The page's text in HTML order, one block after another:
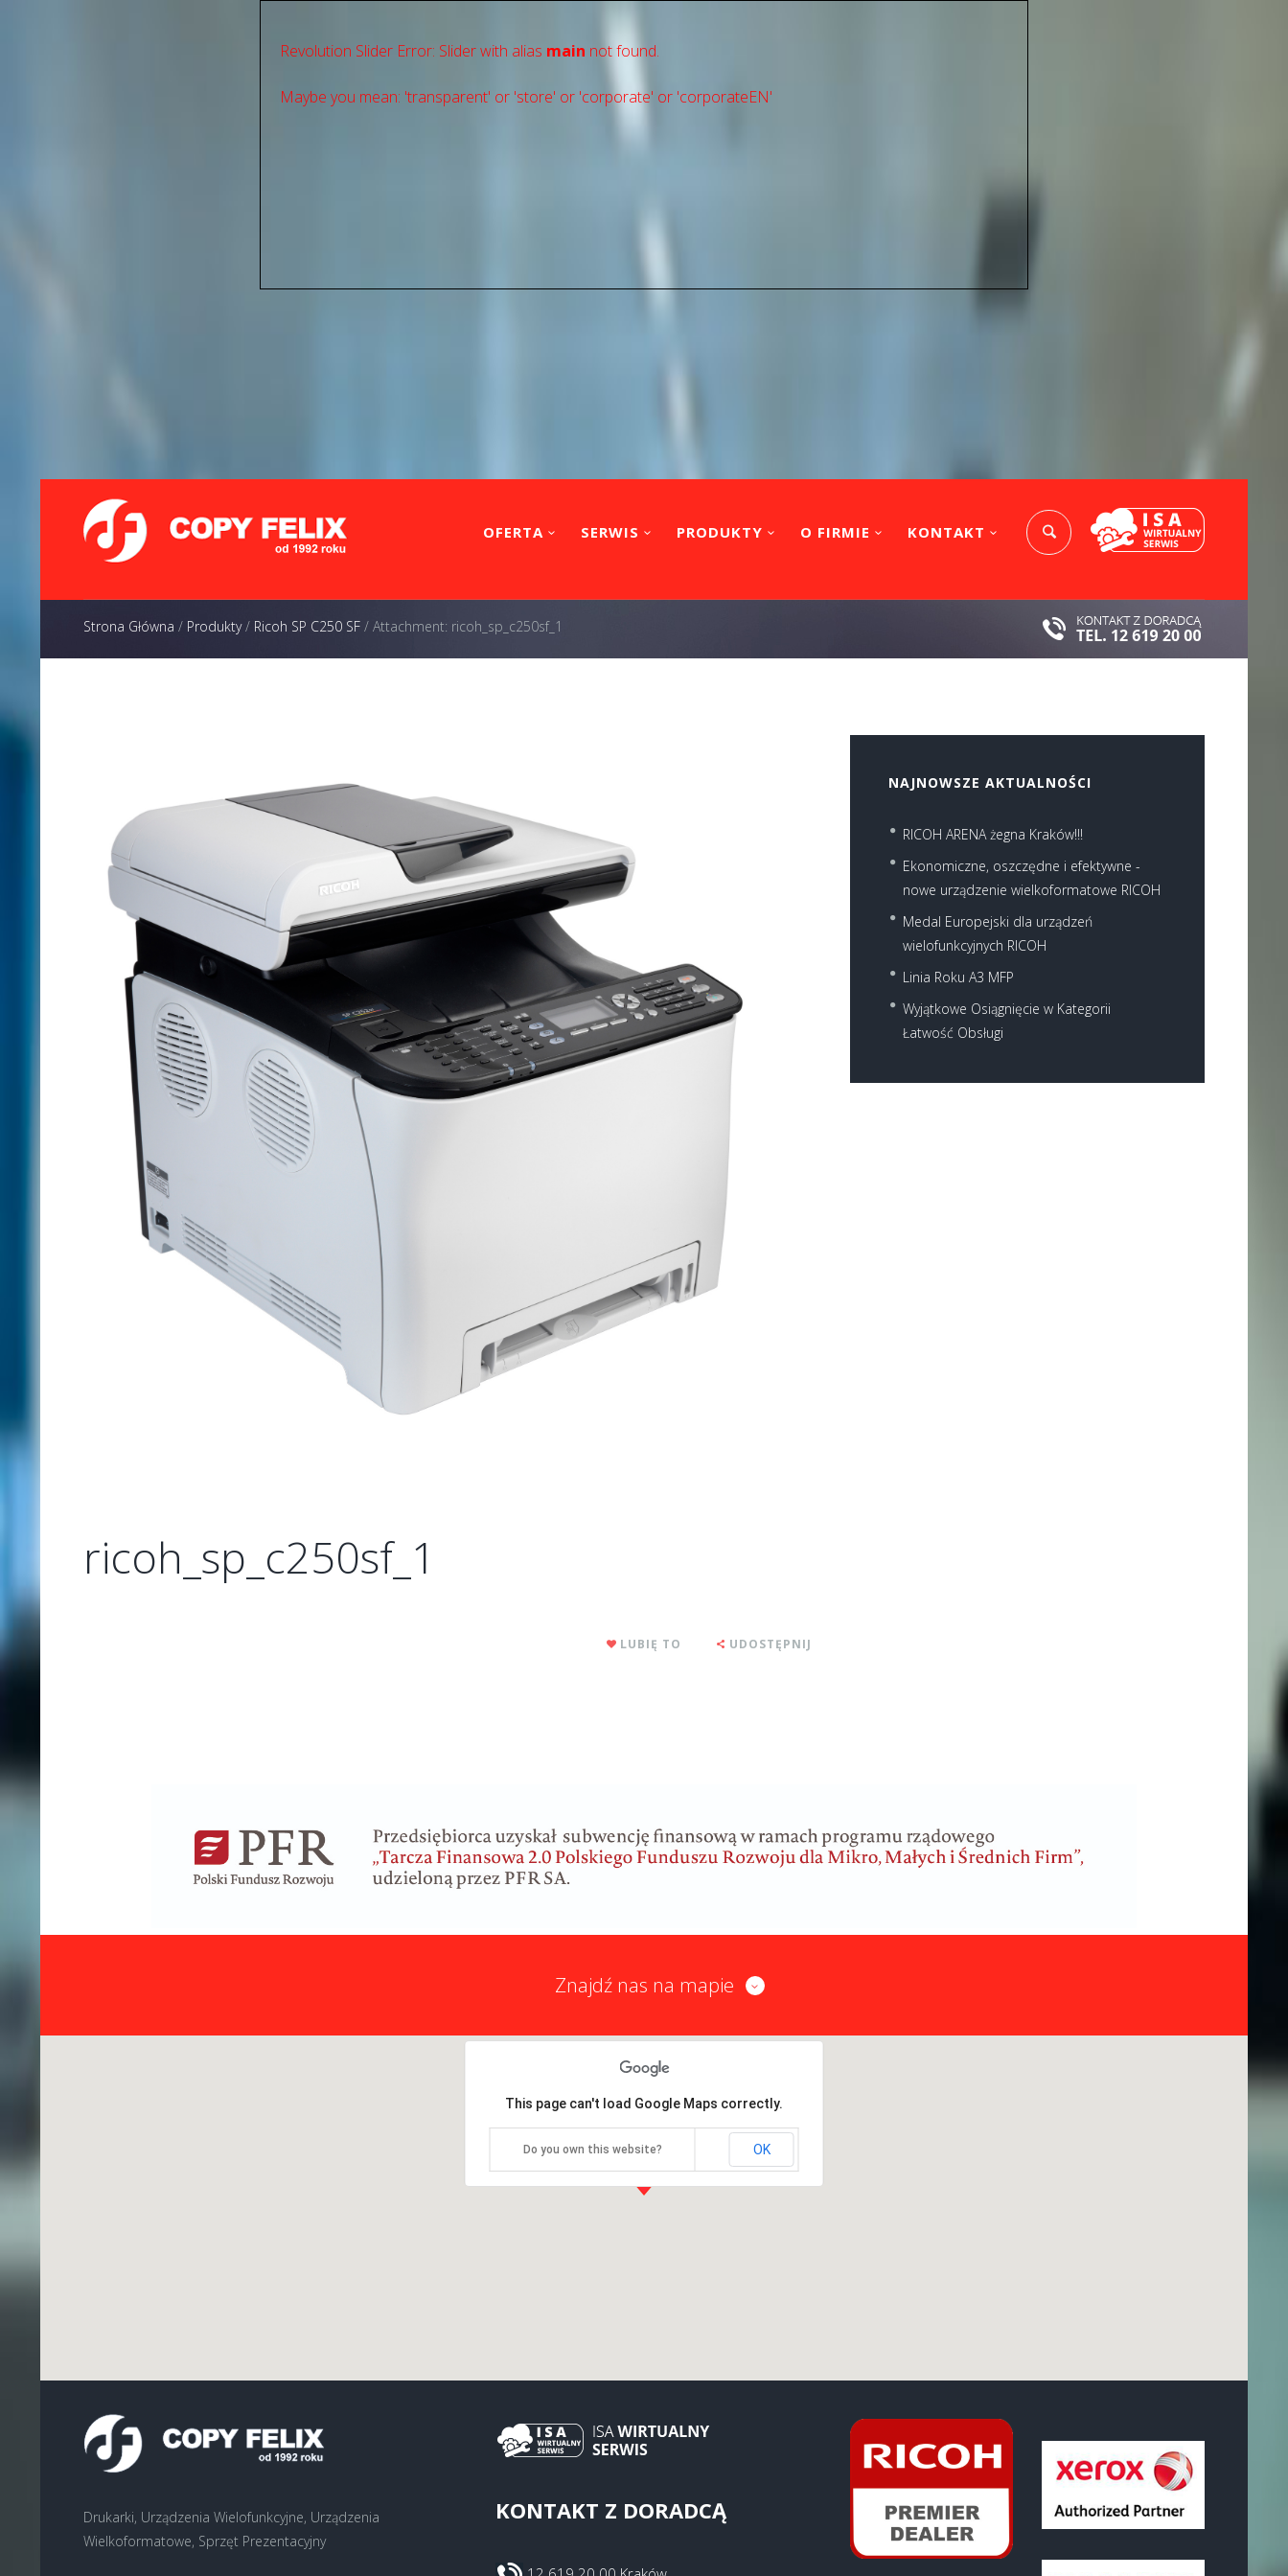
Revolution Slider Error: Slider with alias main not found.
Maybe you mean: 'transparent' or 'store' or 'сorporate' or 'corporateEN'
OFERTA SERWIS PRODUKTY O FIRMIE KONTAKT
Strona Główna / Produkty/ Ricoh SP C250 SF / Attachment: ricoh_sp_c250sf_1
ricoh_sp_c250sf_1
LUBIĘ TO UDOSTĘPNIJ
NAJNOWSZE AKTUALNOŚCI
RICOH ARENA żegna Kraków!!!
Ekonomiczne, oszczędne i efektywne -
nowe urządzenie wielkoformatowe RICOH
Medal Europejski dla urządzeń
wielofunkcyjnych RICOH
Linia Roku A3 MFP
Wyjątkowe Osiągnięcie w Kategorii
Łatwość Obsługi
Znajdź nas na mapie
This page can't load Google Maps correctly.
Do you own this website? OK
Drukarki, Urządzenia Wielofunkcyjne, Urządzenia
Wielkoformatowe, Sprzęt Prezentacyjny
KONTAKT Z DORADCĄ